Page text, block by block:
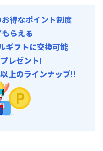
得なポイント制度
らえる
ギフトに交換可能
レゼント!
上のラインナップ!!